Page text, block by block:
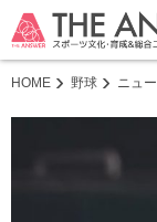
HOME 野球 ニュ